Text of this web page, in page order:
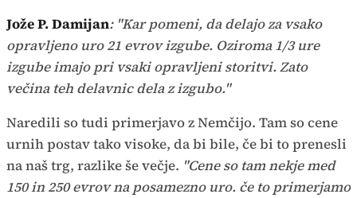
Jože P. Damijan: "Kar pomeni, da delajo za vsako
opravljeno uro 21 evrov izgube. Oziroma 1/3 ure
izgube imajo pri vsaki opravljeni storitvi. Zato
večina teh delavnic dela z izgubo."
Naredili so tudi primerjavo z Nemčijo. Tam so cene
urnih postav tako visoke, da bi bile, če bi to prenesli
na naš trg, razlike še večje. "Cene so tam nekje med
150 in 250 evrov na posamezno uro. če to primerjamo